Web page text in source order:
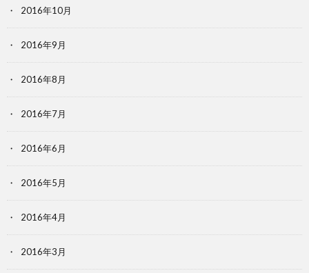
2016年10月
2016年9月
2016年8月
2016年7月
2016年6月
2016年5月
2016年4月
2016年3月